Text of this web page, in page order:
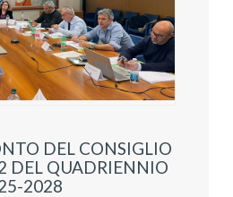
DEL CONSIGLIO
DEL QUADRIENNIO
2028